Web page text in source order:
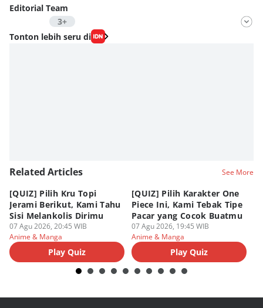
Editorial Team
3+
Editor
Tonton lebih seru di
Related Articles See More
[QUIZ] Pilih Kru Topi
Jerami Berikut, Kami Tahu
Sisi Melankolis Dirimu
07 Agu 2026, 20:45 WIB
Anime & Manga
Play Quiz
[QUIZ] Pilih Karakter One
Piece Ini, Kami Tebak Tipe
Pacar yang Cocok Buatmu
07 Agu 2026, 19:45 WIB
Anime & Manga
Play Quiz